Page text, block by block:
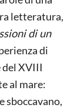
letteratura,
di un
di
del XVIII
al mare:
sboccavano,